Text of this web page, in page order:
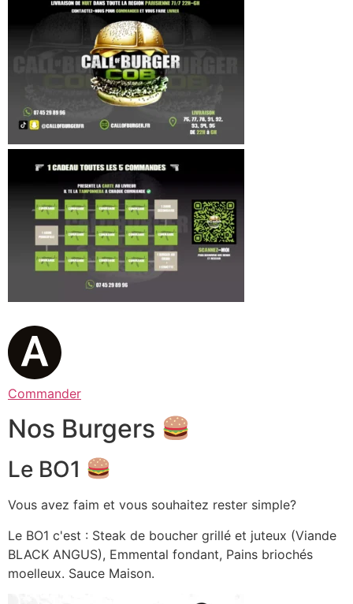
Commander
Nos Burgers
Le BO1
Vous avez faim et vous souhaitez rester simple?
Le BO1 c'est : Steak de boucher grillé et juteux (Viande
BLACK ANGUS), Emmental fondant, Pains briochés
moelleux. Sauce Maison.